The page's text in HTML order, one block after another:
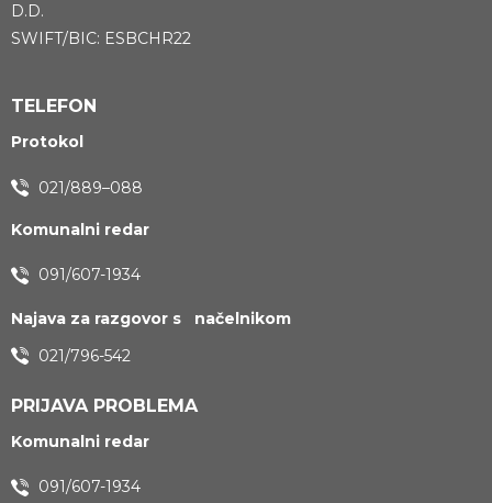
D.D.
SWIFT/BIC: ESBCHR22
TELEFON
Protokol
021/889–088
Komunalni redar
091/607-1934
Najava za razgovor s načelnikom
021/796-542
PRIJAVA PROBLEMA
Komunalni redar
091/607-1934